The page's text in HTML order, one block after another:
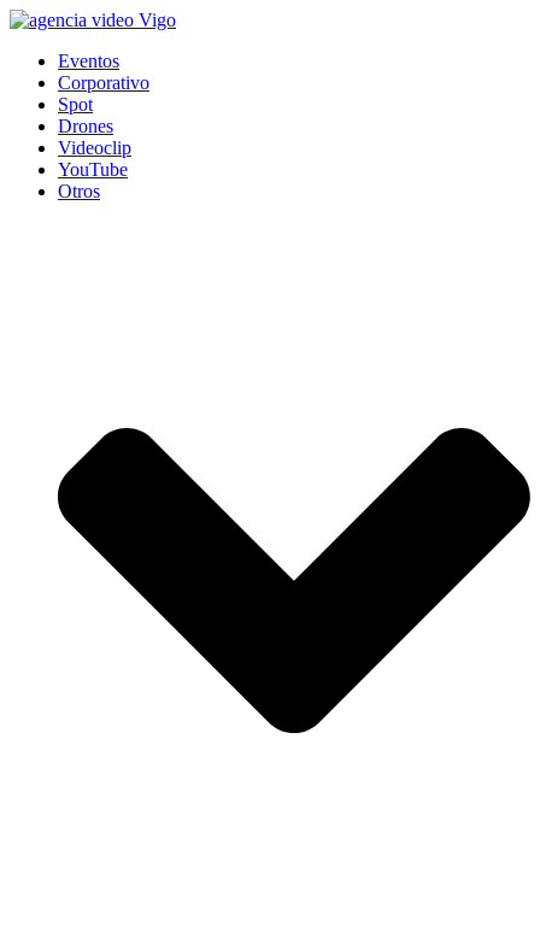
Eventos
Corporativo
Spot
Drones
Videoclip
YouTube
Otros